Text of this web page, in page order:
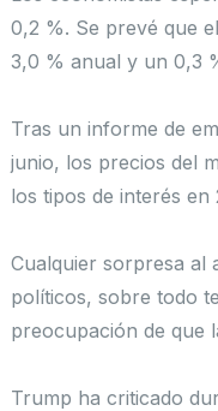
0,2 %. Se prevé que
3,0 % anual y un 0,3
Tras un informe de
junio, los precios del
los tipos de interés
Cualquier sorpresa al
políticos, sobre todo
preocupación de que
Trump ha criticado